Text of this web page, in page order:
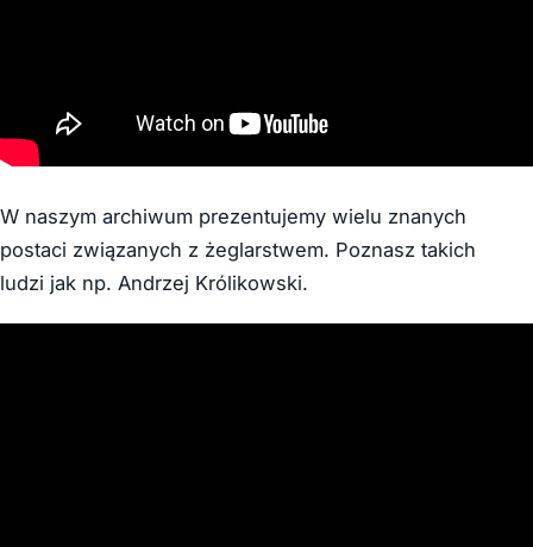
W naszym archiwum prezentujemy wielu znanych
postaci związanych z żeglarstwem. Poznasz takich
ludzi jak np. Andrzej Królikowski.